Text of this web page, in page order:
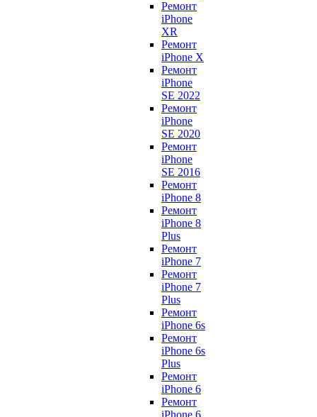
Ремонт
iPhone
XR
Ремонт
iPhone X
Ремонт
iPhone
SE 2022
Ремонт
iPhone
SE 2020
Ремонт
iPhone
SE 2016
Ремонт
iPhone 8
Ремонт
iPhone 8
Plus
Ремонт
iPhone 7
Ремонт
iPhone 7
Plus
Ремонт
iPhone 6s
Ремонт
iPhone 6s
Plus
Ремонт
iPhone 6
Ремонт
iPhone 6